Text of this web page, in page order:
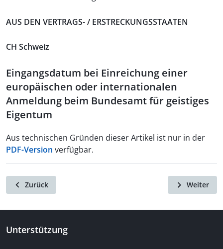
AUS DEN VERTRAGS- / ERSTRECKUNGSSTAATEN
CH Schweiz
Eingangsdatum bei Einreichung einer
europäischen oder internationalen
Anmeldung beim Bundesamt für geistiges
Eigentum
Aus technischen Gründen dieser Artikel ist nur in der
PDF-Version verfügbar.
Zurück Weiter
Unterstützung